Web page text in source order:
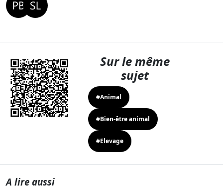
Sur le même
sujet
#Animal
#Bien-être animal
#Elevage
A lire aussi